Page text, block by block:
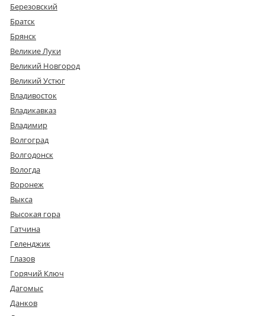
Березовский
Братск
Брянск
Великие Луки
Великий Новгород
Великий Устюг
Владивосток
Владикавказ
Владимир
Волгоград
Волгодонск
Вологда
Воронеж
Выкса
Высокая гора
Гатчина
Геленджик
Глазов
Горячий Ключ
Дагомыс
Данков